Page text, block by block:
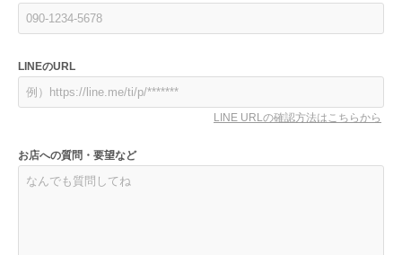
LINEのURL
LINE URLの確認方法はこちらから
お店への質問・要望など